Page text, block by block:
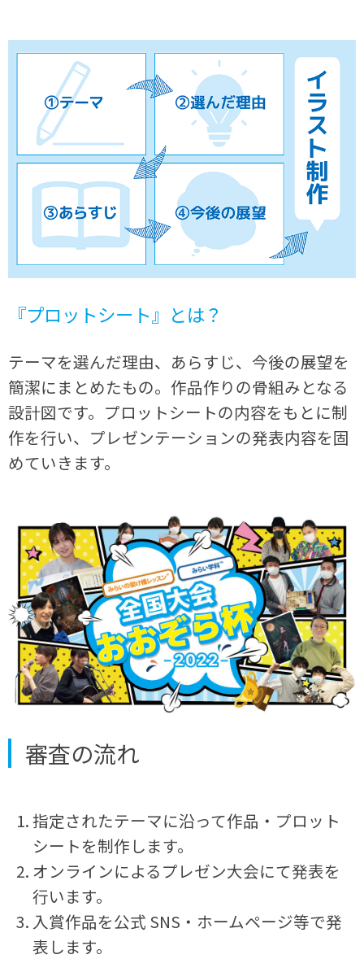
『プロットシート』とは？
テーマを選んだ理由、あらすじ、今後の展望を
簡潔にまとめたもの。作品作りの骨組みとなる
設計図です。プロットシートの内容をもとに制
作を行い、プレゼンテーションの発表内容を固
めていきます。
審査の流れ
指定されたテーマに沿って作品・プロット
シートを制作します。
オンラインによるプレゼン大会にて発表を
行います。
入賞作品を公式 SNS・ホームページ等で発
表します。